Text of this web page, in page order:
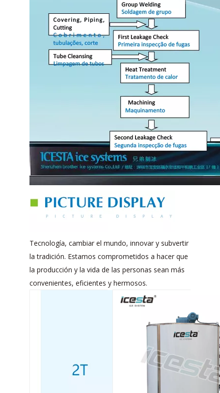
Tecnología, cambiar el mundo, innovar y subvertir
la tradición. Estamos comprometidos a hacer que
la producción y la vida de las personas sean más
convenientes, eficientes y hermosos.